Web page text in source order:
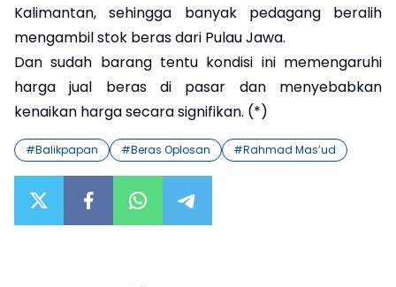
Kalimantan, sehingga banyak pedagang beralih
mengambil stok beras dari Pulau Jawa.
Dan sudah barang tentu kondisi ini memengaruhi
harga jual beras di pasar dan menyebabkan
kenaikan harga secara signifikan. (*)
#Balikpapan #Beras Oplosan #Rahmad Mas’ud